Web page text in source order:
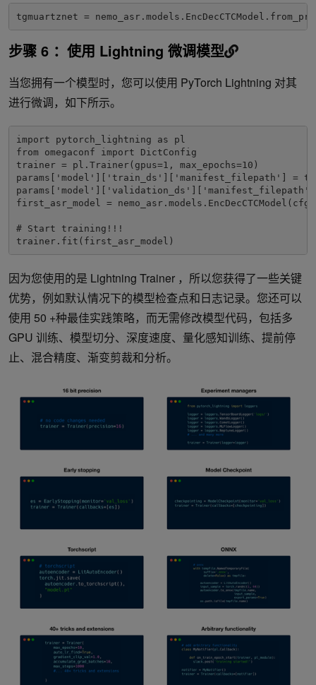
tgmuartznet =
步骤 6 ：使用 Lightning 微调模型
当您拥有一个模型时，您可以使用 PyTorch Lightning 对其
进行微调，如下所示。
import pytorch_lightning as pl
from omegaconf import DictConfig
trainer = pl.Trainer(gpus=1, max_epochs=10)
params['model']['train_ds']['manifest_filepath'] =
params['model']['validation_ds']['manifest_filepath']
first_asr_model =
# Start training!!!
trainer.fit(first_asr_model)
因为您使用的是 Lightning Trainer ，所以您获得了一些关键
优势，例如默认情况下的模型检查点和日志记录。您还可以
使用 50 +种最佳实践策略，而无需修改模型代码，包括多
GPU 训练、模型切分、深度速度、量化感知训练、提前停
止、混合精度、渐变剪裁和分析。